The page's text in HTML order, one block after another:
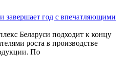
завершает год с впечатляющими
Беларуси подходит к концу
роста в производстве
По